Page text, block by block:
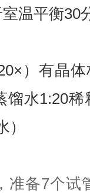
温平衡30
）有晶
馏水1:20
准备7个试